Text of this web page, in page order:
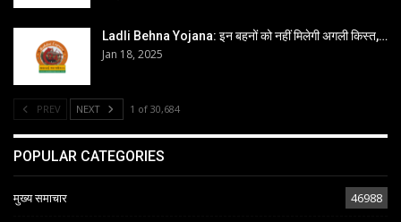
Ladli Behna Yojana: इन बहनों को नहीं मिलेगी अगली किस्त,…
Jan 18, 2025
PREV NEXT 1 of 30,684
POPULAR CATEGORIES
मुख्य समाचार 46988